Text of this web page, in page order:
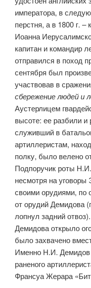
императора, в
перстня, а в 1800 г.
Иоанна
капитан и командир
отправился в поход
сентября был
участвовав в
сбережение людей и
Аустерлицем
высоте: ее разбили
служивший в
артиллеристам,
полку, было велено
Подпоручик роты
несмотря на уговоры
своими орудиями, по
от орудий Демидова
лопнул задний
Демидова открыло
было захвачено
Именно Н.И. Демидов
раненого
Франсуа Жерара